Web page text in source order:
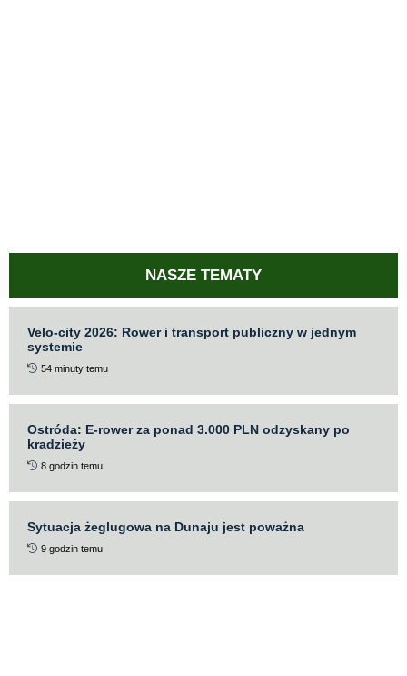
NASZE TEMATY
Velo-city 2026: Rower i transport publiczny w jednym
systemie
54 minuty temu
Ostróda: E-rower za ponad 3.000 PLN odzyskany po
kradzieży
8 godzin temu
Sytuacja żeglugowa na Dunaju jest poważna
9 godzin temu